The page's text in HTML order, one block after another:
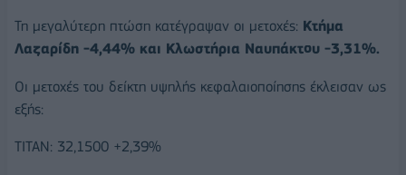
Τη μεγαλύτερη πτώση κατέγραψαν οι μετοχές: Κτήμα
Λαζαρίδη -4,44% και Κλωστήρια Ναυπάκτου -3,31%.
Οι μετοχές του δείκτη υψηλής κεφαλαιοποίησης έκλεισαν ως
εξής:
ΤΙΤΑΝ: 32,1500 +2,39%